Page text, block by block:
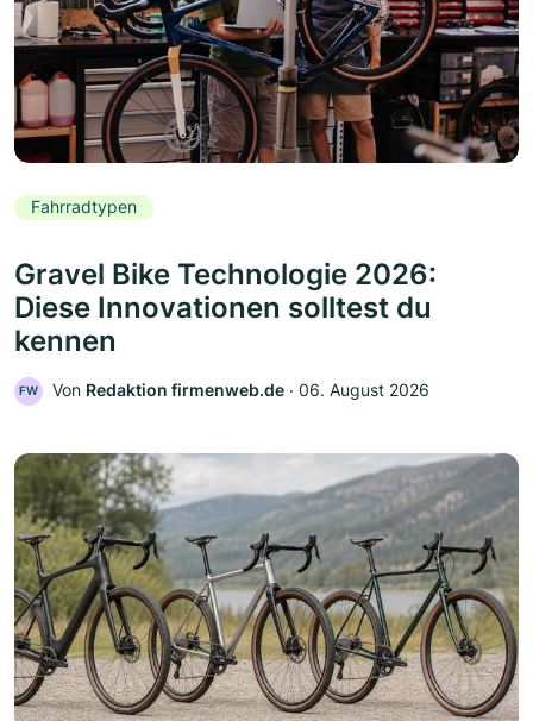
Fahrradtypen
Gravel Bike Technologie 2026:
Diese Innovationen solltest du
kennen
FW Von Redaktion firmenweb.de ‧ 06. August 2026